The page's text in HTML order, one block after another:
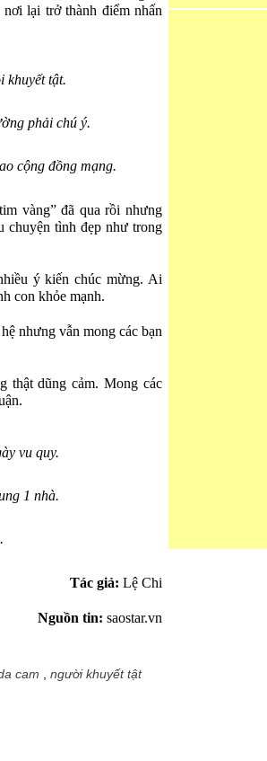
lại trở thành điểm nhấn
khuyết tật.
phải chú ý.
cộng đồng mạng.
vàng” đã qua rồi nhưng
chuyện tình đẹp như trong
ý kiến chúc mừng. Ai
con khỏe mạnh.
nhưng vẫn mong các bạn
thật dũng cảm. Mong các
vu quy.
1 nhà.
Tác giả: Lệ Chi
Nguồn tin: saostar.vn
cam người khuyết tật